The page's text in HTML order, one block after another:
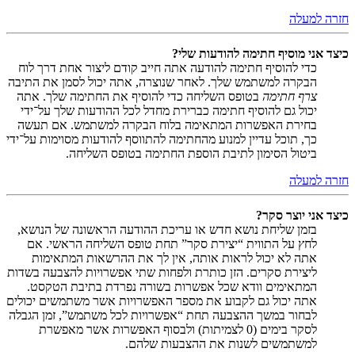
חזרה למעלה
כיצד אני מוסיף חתימה להודעות שלי?
כדי להוסיף חתימה להודעה אתה חייב קודם ליצור אחת דרך לוח
הבקרה למשתמש שלך. לאחר שנוצרה, אתה יכול לסמן את התיבה
צרף חתימה בטופס השליחה כדי להוסיף את החתימה שלך. אתה
יכול גם להוסיף חתימה כברירת מחדל לכל ההודעות שלך על־ידי
בחירת האפשרות המתאימה בלוח הבקרה למשתמש. אם תעשה
כך, תוכל עדיין למנוע מהחתימה להתווסף להודעות מסוימות על־ידי
ביטול הסימון לתיבת הוספת החתימה בטופס השליחה.
חזרה למעלה
כיצד אני יוצר סקר?
בזמן שליחת נושא חדש או עריכת ההודעה הראשונה של הנושא,
לחץ על התווית “יצירת סקר” תחת טופס השליחה הראשי. אם
אתה לא יכול לראות אותה, אין לך את ההרשאות המתאימות
ליצירת סקרים. הזן כותרת ולפחות שתי אפשרויות להצבעה בשדות
המתאימים וודא שכל אפשרות בשורה נפרדת בתיבת הטקסט.
אתה יכול גם לקבוע את מספר האפשרויות אשר משתמשים יכולים
לבחור במשך ההצבעה תחת “אפשרויות לכל משתמש”, זמן הגבלה
לסקר בימים (0 לצמיתות) ולבסוף האפשרות אשר מאפשרת
למשתמשים לשנות את ההצבעות שלהם.